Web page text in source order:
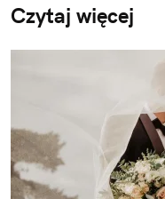
Czytaj więcej